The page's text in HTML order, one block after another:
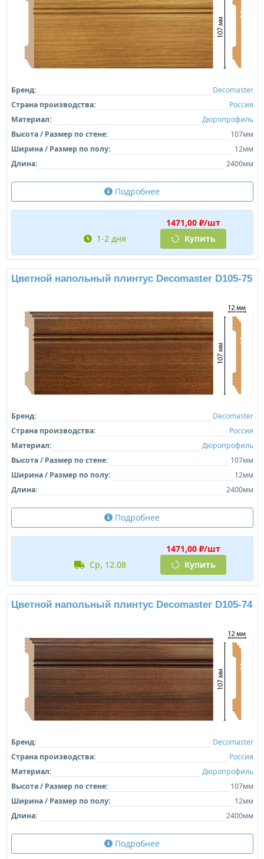
Бренд:
Decomaster
Страна производства:
Россия
Материал:
Дюропрофиль
Высота / Размер по стене:
107мм
Ширина / Размер по полу:
12мм
Длина:
2400мм
Подробнее
1471,00 ₽/шт
1-2 дня
Купить
Цветной напольный плинтус Decomaster D105-75
Бренд:
Decomaster
Страна производства:
Россия
Материал:
Дюропрофиль
Высота / Размер по стене:
107мм
Ширина / Размер по полу:
12мм
Длина:
2400мм
Подробнее
1471,00 ₽/шт
ср, 12.08
Купить
Цветной напольный плинтус Decomaster D105-74
Бренд:
Decomaster
Страна производства:
Россия
Материал:
Дюропрофиль
Высота / Размер по стене:
107мм
Ширина / Размер по полу:
12мм
Длина:
2400мм
Подробнее